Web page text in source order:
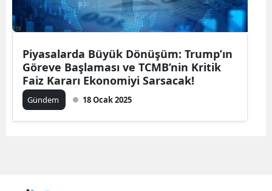
Erzurum
Eskişehir
Gaziantep
Giresun
Piyasalarda Büyük Dönüşüm: Trump’ın
Göreve Başlaması ve TCMB’nin Kritik
Faiz Kararı Ekonomiyi Sarsacak!
Gündem 18 Ocak 2025